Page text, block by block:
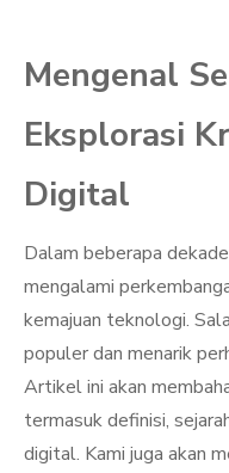
Mengenal
Eksplorasi
Digital
Dalam beberapa
mengalami
kemajuan teknologi.
populer dan menarik
Artikel ini akan
termasuk definisi,
digital. Kami juga akan